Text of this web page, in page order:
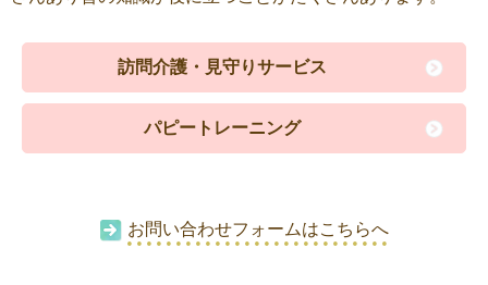
訪問介護・見守りサービス
パピートレーニング
お問い合わせフォームはこちらへ